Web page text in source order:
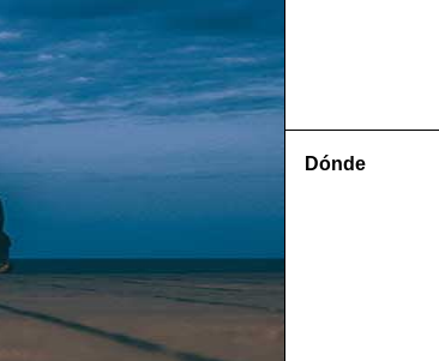
Dónde